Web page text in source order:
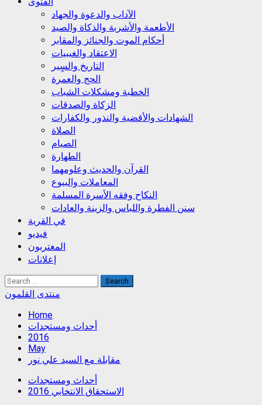
الآداب والدعوة والجهاد
الأطعمة والأشربة والذكاة والصيد
أحكام الموت والجنائز والمقابر
الاعتقاد والغيبيات
التاريخ والسٍير
الحج والعمرة
الخطبة ومشكلات الشباب
الزكاة والصدقات
الشهادات والأقضية والنذور والكفارات
الصلاة
الصيام
الطهارة
القرآن والحديث وعلومهما
المعاملات والبيوع
النكاح وفقه الأسرة المسلمة
سنن الفطرة واللباس والزينة والعادات
في القرية
فيديو
المغتربون
إعلانات
Search
for:
منتدى القلمون
Home
أحداث ومستجدات
2016
May
مقابلة مع السيد علي نور
أحداث ومستجدات
الاستحقاق الانتخابي 2016